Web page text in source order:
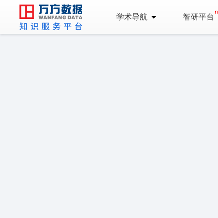
学术导航 智研平台